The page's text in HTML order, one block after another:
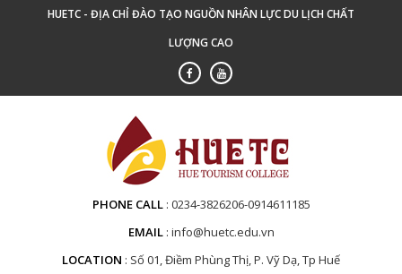
HUETC - ĐỊA CHỈ ĐÀO TẠO NGUỒN NHÂN LỰC DU LỊCH CHẤT
LƯỢNG CAO
PHONE CALL 0234-3826206-0914611185
EMAIL info@huetc.edu.vn
LOCATION
Số 01, Điềm Phùng Thị, P. Vỹ Dạ, Tp Huế